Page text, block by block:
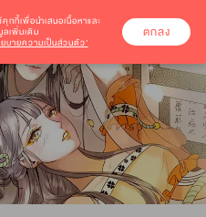
คุกกี้เพื่อนำเสนอเนื้อหาและ
เพิ่มเติม
ยบายความเป็นส่วนตัว’
ตกลง